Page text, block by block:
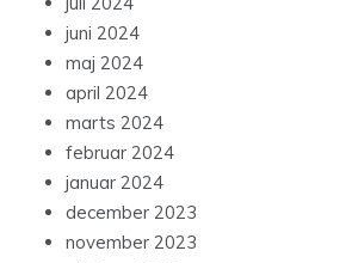
juni 2024
maj 2024
april 2024
marts 2024
februar 2024
januar 2024
december 2023
november 2023